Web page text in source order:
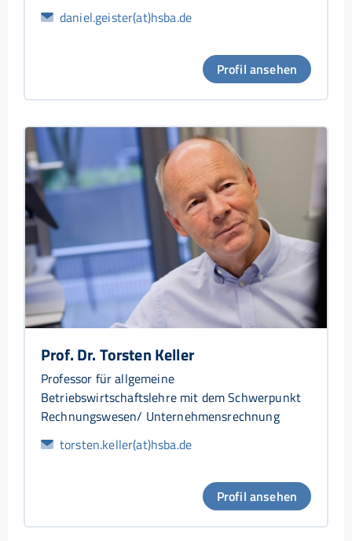
daniel.geister(at)hsba.de
Profil ansehen
Prof. Dr. Torsten Keller
Professor für allgemeine
Betriebswirtschaftslehre mit dem Schwerpunkt
Rechnungswesen/ Unternehmensrechnung
torsten.keller(at)hsba.de
Profil ansehen